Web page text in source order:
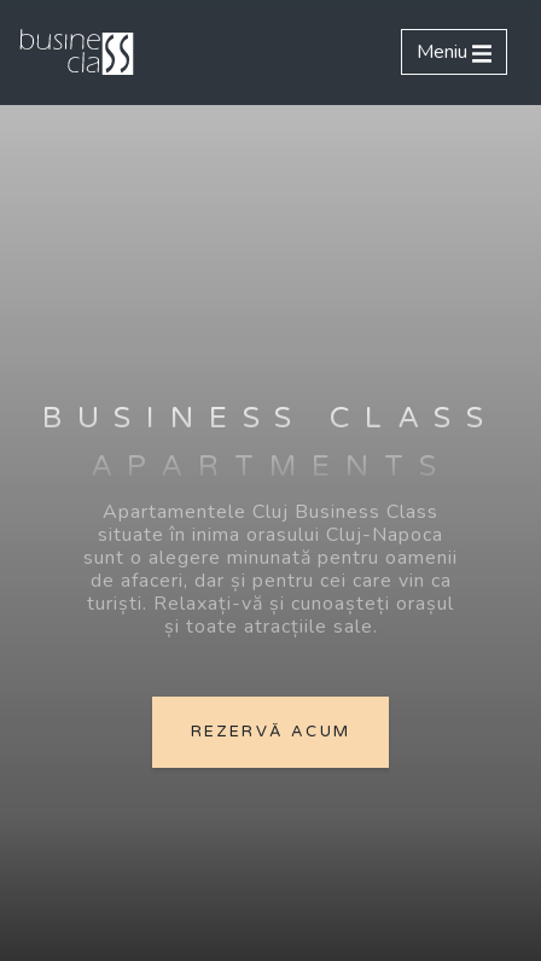
Meniu
BUSINESS CLASS
APARTMENTS
Apartamentele Cluj Business Class
situate în inima orasului Cluj-Napoca
sunt o alegere minunată pentru oamenii
de afaceri, dar și pentru cei care vin ca
turiști. Relaxați-vă și cunoașteți orașul
și toate atracțiile sale.
REZERVĂ ACUM